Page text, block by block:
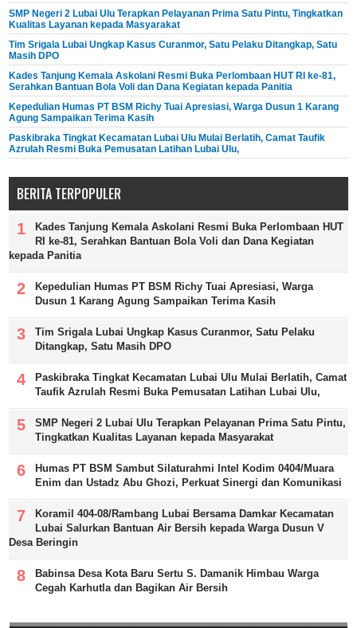
SMP Negeri 2 Lubai Ulu Terapkan Pelayanan Prima Satu Pintu, Tingkatkan
Kualitas Layanan kepada Masyarakat
Tim Srigala Lubai Ungkap Kasus Curanmor, Satu Pelaku Ditangkap, Satu
Masih DPO
Kades Tanjung Kemala Askolani Resmi Buka Perlombaan HUT RI ke-81,
Serahkan Bantuan Bola Voli dan Dana Kegiatan kepada Panitia
Kepedulian Humas PT BSM Richy Tuai Apresiasi, Warga Dusun 1 Karang
Agung Sampaikan Terima Kasih
Paskibraka Tingkat Kecamatan Lubai Ulu Mulai Berlatih, Camat Taufik
Azrulah Resmi Buka Pemusatan Latihan Lubai Ulu,
BERITA TERPOPULER
Kades Tanjung Kemala Askolani Resmi Buka Perlombaan HUT
RI ke-81, Serahkan Bantuan Bola Voli dan Dana Kegiatan
kepada Panitia
Kepedulian Humas PT BSM Richy Tuai Apresiasi, Warga
Dusun 1 Karang Agung Sampaikan Terima Kasih
Tim Srigala Lubai Ungkap Kasus Curanmor, Satu Pelaku
Ditangkap, Satu Masih DPO
Paskibraka Tingkat Kecamatan Lubai Ulu Mulai Berlatih, Camat
Taufik Azrulah Resmi Buka Pemusatan Latihan Lubai Ulu,
SMP Negeri 2 Lubai Ulu Terapkan Pelayanan Prima Satu Pintu,
Tingkatkan Kualitas Layanan kepada Masyarakat
Humas PT BSM Sambut Silaturahmi Intel Kodim 0404/Muara
Enim dan Ustadz Abu Ghozi, Perkuat Sinergi dan Komunikasi
Koramil 404-08/Rambang Lubai Bersama Damkar Kecamatan
Lubai Salurkan Bantuan Air Bersih kepada Warga Dusun V
Desa Beringin
Babinsa Desa Kota Baru Sertu S. Damanik Himbau Warga
Cegah Karhutla dan Bagikan Air Bersih